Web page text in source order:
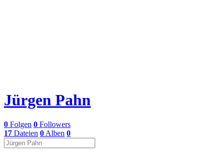
Jürgen Pahn
0 Folgen 0 Followers
17 Dateien 0 Alben 0